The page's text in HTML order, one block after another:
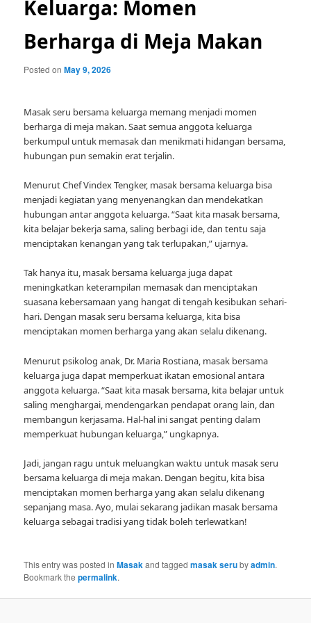
Keluarga: Momen
Berharga di Meja Makan
Posted onMay 9, 2026
Masak seru bersama keluarga memang menjadi momen
berharga di meja makan. Saat semua anggota keluarga
berkumpul untuk memasak dan menikmati hidangan bersama,
hubungan pun semakin erat terjalin.
Menurut Chef Vindex Tengker, masak bersama keluarga bisa
menjadi kegiatan yang menyenangkan dan mendekatkan
hubungan antar anggota keluarga. “Saat kita masak bersama,
kita belajar bekerja sama, saling berbagi ide, dan tentu saja
menciptakan kenangan yang tak terlupakan,” ujarnya.
Tak hanya itu, masak bersama keluarga juga dapat
meningkatkan keterampilan memasak dan menciptakan
suasana kebersamaan yang hangat di tengah kesibukan sehari-
hari. Dengan masak seru bersama keluarga, kita bisa
menciptakan momen berharga yang akan selalu dikenang.
Menurut psikolog anak, Dr. Maria Rostiana, masak bersama
keluarga juga dapat memperkuat ikatan emosional antara
anggota keluarga. “Saat kita masak bersama, kita belajar untuk
saling menghargai, mendengarkan pendapat orang lain, dan
membangun kerjasama. Hal-hal ini sangat penting dalam
memperkuat hubungan keluarga,” ungkapnya.
Jadi, jangan ragu untuk meluangkan waktu untuk masak seru
bersama keluarga di meja makan. Dengan begitu, kita bisa
menciptakan momen berharga yang akan selalu dikenang
sepanjang masa. Ayo, mulai sekarang jadikan masak bersama
keluarga sebagai tradisi yang tidak boleh terlewatkan!
This entry was posted inMasakand taggedmasak serubyadmin.
Bookmark thepermalink.